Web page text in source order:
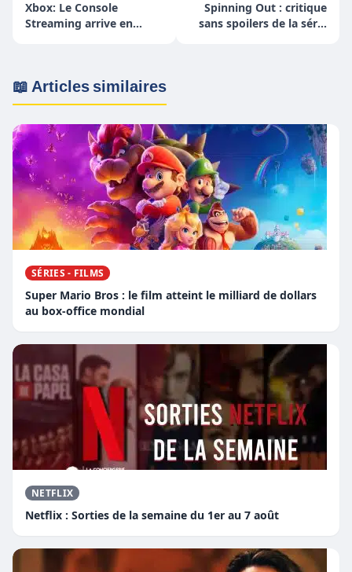
Xbox: Le Console
Streaming arrive en
Spinning Out : critique
sans spoilers de la série
📖 Articles similaires
SÉRIES - FILMS
Super Mario Bros : le film atteint le milliard de dollars
au box-office mondial
NETFLIX
Netflix : Sorties de la semaine du 1er au 7 août